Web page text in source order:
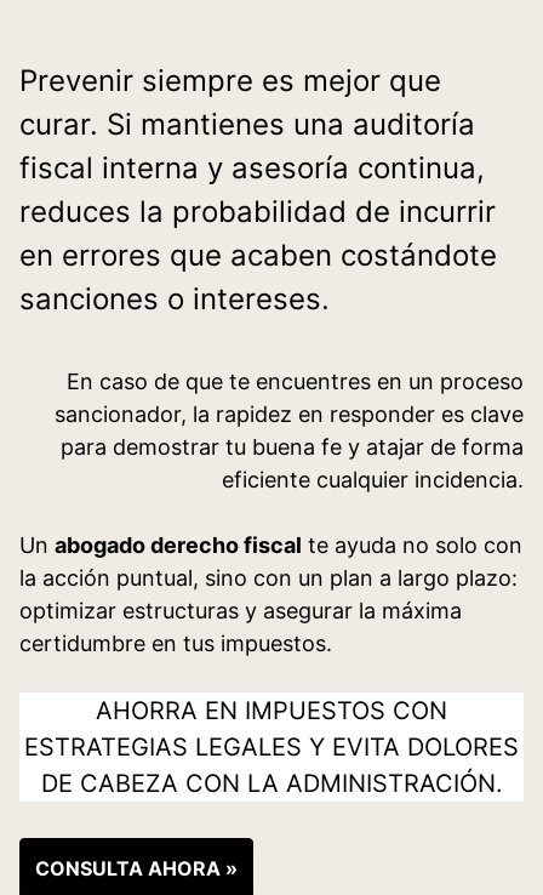
Prevenir siempre es mejor que
curar. Si mantienes una auditoría
fiscal interna y asesoría continua,
reduces la probabilidad de incurrir
en errores que acaben costándote
sanciones o intereses.
En caso de que te encuentres en un proceso
sancionador, la rapidez en responder es clave
para demostrar tu buena fe y atajar de forma
eficiente cualquier incidencia.
Un abogado derecho fiscal te ayuda no solo con
la acción puntual, sino con un plan a largo plazo:
optimizar estructuras y asegurar la máxima
certidumbre en tus impuestos.
AHORRA EN IMPUESTOS CON
ESTRATEGIAS LEGALES Y EVITA DOLORES
DE CABEZA CON LA ADMINISTRACIÓN.
CONSULTA AHORA »